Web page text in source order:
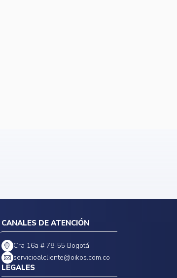
CANALES DE ATENCIÓN
Cra 16a # 78-55 Bogotá
servicioalcliente@oikos.com.co
LEGALES